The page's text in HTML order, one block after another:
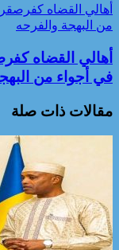
أهالي القضاه
من البهجة والفرحه
أهالي القضاه
في أجواء من
مقالات ذات صلة